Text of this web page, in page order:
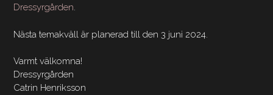
Dressyrgården.
Nästa temakväll är planerad till den 3 juni 2024.
Varmt välkomna!
Dressyrgården
Catrin Henriksson